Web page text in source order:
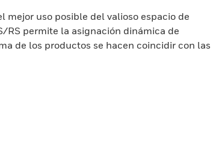
uso posible del valioso espacio de
RS permite la asignación dinámica de
de los productos se hacen coincidir con las